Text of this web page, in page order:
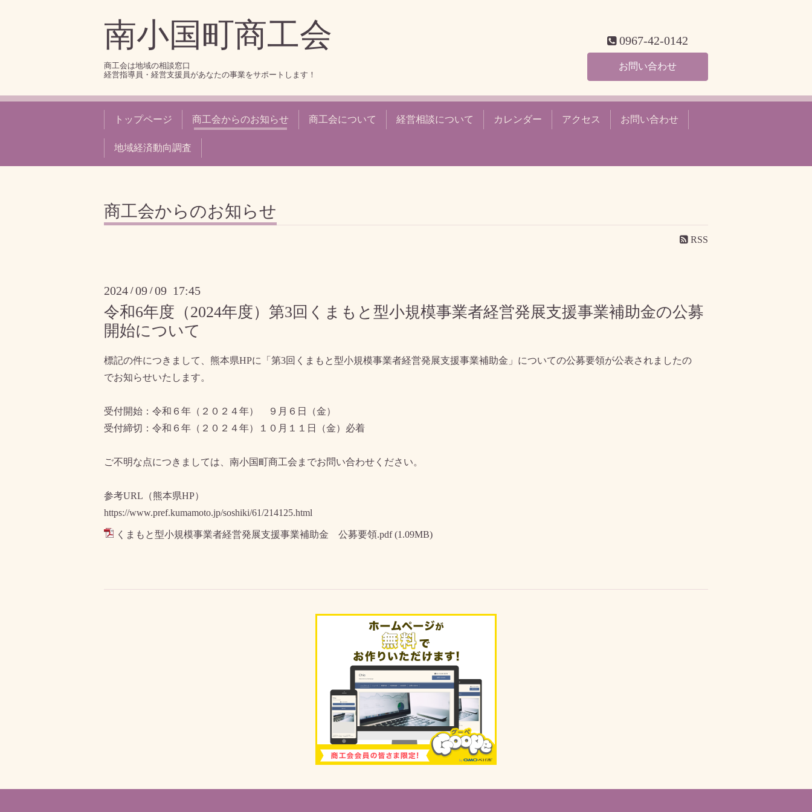
南小国町商工会
商工会は地域の相談窓口
経営指導員・経営支援員があなたの事業をサポートします！
0967-42-0142
お問い合わせ
トップページ 商工会からのお知らせ 商工会について 経営相談について カレンダー アクセス お問い合わせ
地域経済動向調査
商工会からのお知らせ
RSS
2024 /09 /09 17:45
令和6年度（2024年度）第3回くまもと型小規模事業者経営発展支援事業補助金の公募
開始について
標記の件につきまして、熊本県HPに「第3回くまもと型小規模事業者経営発展支援事業補助金」についての公募要領が公表されましたの
でお知らせいたします。
受付開始：令和６年（２０２４年） ９月６日（金）
受付締切：令和６年（２０２４年）１０月１１日（金）必着
ご不明な点につきましては、南小国町商工会までお問い合わせください。
参考URL（熊本県HP）
https://www.pref.kumamoto.jp/soshiki/61/214125.html
くまもと型小規模事業者経営発展支援事業補助金 公募要領.pdf (1.09MB)